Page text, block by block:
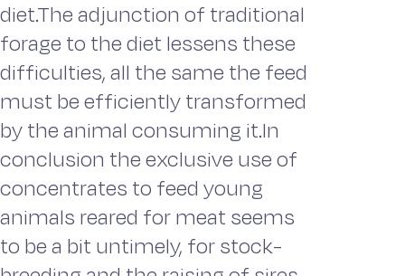
diet.The adjunction of traditional
forage to the diet lessens these
difficulties, all the same the feed
must be efficiently transformed
by the animal consuming it.In
conclusion the exclusive use of
concentrates to feed young
animals reared for meat seems
to be a bit untimely, for stock-